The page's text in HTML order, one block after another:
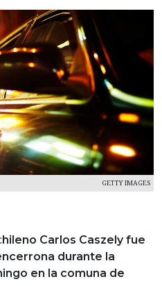
GETTY IMAGES
hileno Carlos Caszely fue
durante la
en la comuna de